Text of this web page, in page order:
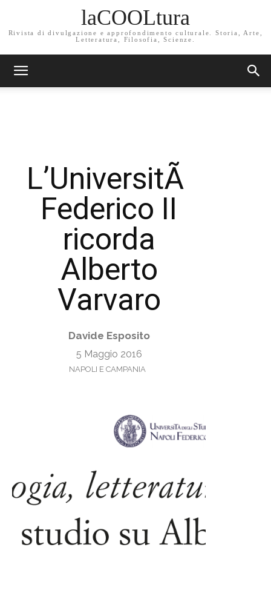
laCOOLtura
Rivista di divulgazione e approfondimento culturale. Storia, Arte,
Letteratura, Filosofia, Scienze.
L’UniversitÃ
Federico II
ricorda
Alberto
Varvaro
Davide Esposito
5 Maggio 2016
NAPOLI E CAMPANIA